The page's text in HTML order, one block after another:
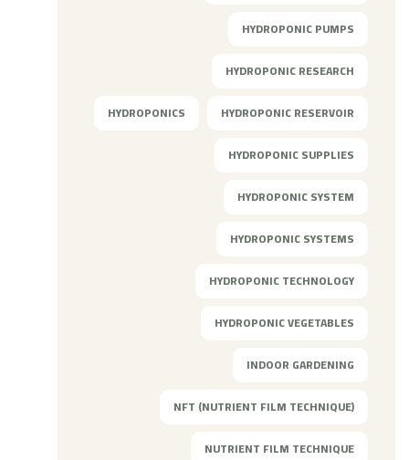
HYDROPONIC PUMPS
HYDROPONIC RESEARCH
HYDROPONIC RESERVOIR
HYDROPONICS
HYDROPONIC SUPPLIES
HYDROPONIC SYSTEM
HYDROPONIC SYSTEMS
HYDROPONIC TECHNOLOGY
HYDROPONIC VEGETABLES
INDOOR GARDENING
NFT (NUTRIENT FILM TECHNIQUE)
NUTRIENT FILM TECHNIQUE